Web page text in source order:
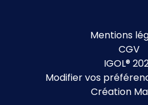
Mentions
CGV
IGOL®
Modifier vos
Création